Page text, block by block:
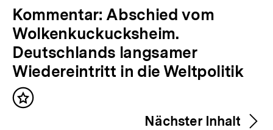
V
o
r
h
e
r
Kommentar: Abschied vom
Wolkenkuckucksheim.
Deutschlands langsamer
Wiedereintritt in die Weltpolitik
Inhalt
Nächster Inhalt